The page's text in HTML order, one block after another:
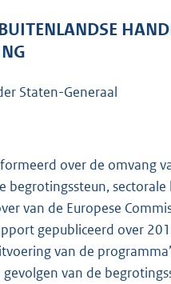
r
o
o
t
4
6
K
b
Staten-Generaal
over de omvang
begrotingssteun,
van de Europese
gepubliceerd over
van de
van de